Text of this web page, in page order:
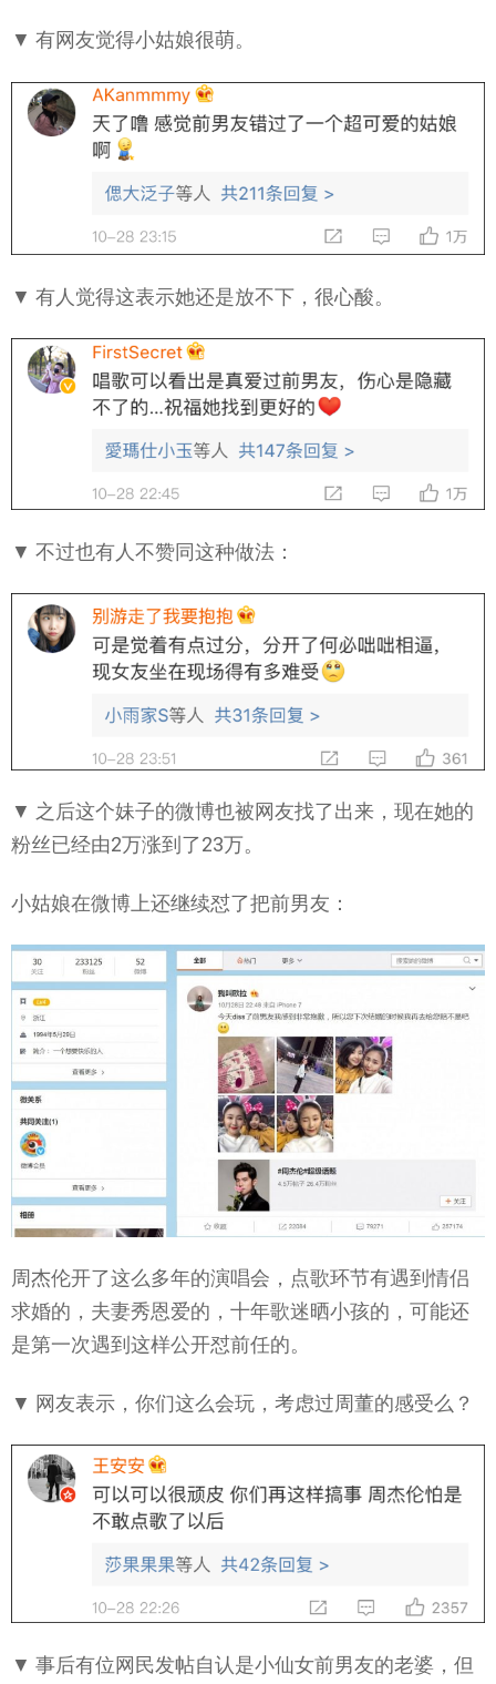
▼ 有网友觉得小姑娘很萌。
▼ 有人觉得这表示她还是放不下，很心酸。
▼ 不过也有人不赞同这种做法：
▼ 之后这个妹子的微博也被网友找了出来，现在她的
粉丝已经由2万涨到了23万。
小姑娘在微博上还继续怼了把前男友：
周杰伦开了这么多年的演唱会，点歌环节有遇到情侣
求婚的，夫妻秀恩爱的，十年歌迷晒小孩的，可能还
是第一次遇到这样公开怼前任的。
▼ 网友表示，你们这么会玩，考虑过周董的感受么？
▼ 事后有位网民发帖自认是小仙女前男友的老婆，但